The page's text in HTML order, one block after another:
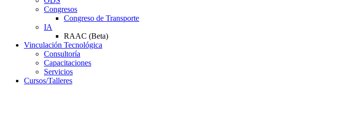
Congresos
Congreso de Transporte
IA
RAAC (Beta)
Vinculación Tecnológica
Consultoría
Capacitaciones
Servicios
Cursos/Talleres